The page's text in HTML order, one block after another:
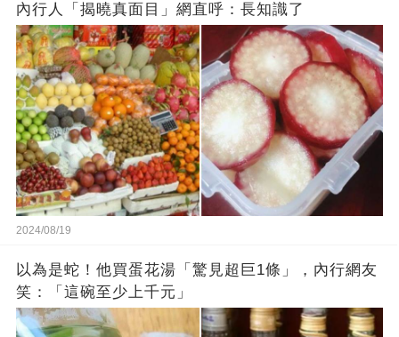
內行人「揭曉真面目」網直呼：長知識了
2024/08/19
以為是蛇！他買蛋花湯「驚見超巨1條」，內行網友
笑：「這碗至少上千元」